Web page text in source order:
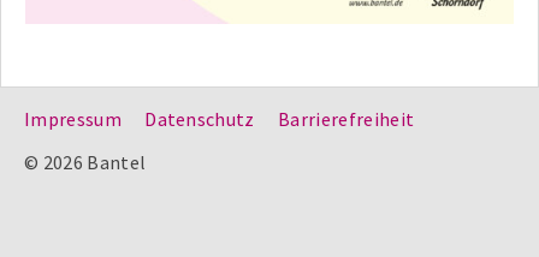
Impressum Datenschutz
Barrierefreiheit
© 2026 Bantel